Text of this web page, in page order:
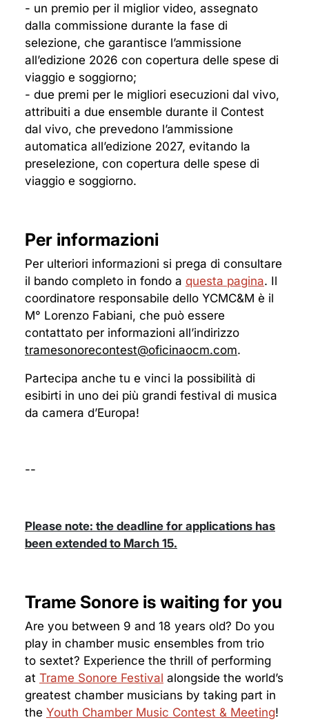
- un premio per il miglior video, assegnato
dalla commissione durante la fase di
selezione, che garantisce l’ammissione
all’edizione 2026 con copertura delle spese di
viaggio e soggiorno;
- due premi per le migliori esecuzioni dal vivo,
attribuiti a due ensemble durante il Contest
dal vivo, che prevedono l’ammissione
automatica all’edizione 2027, evitando la
preselezione, con copertura delle spese di
viaggio e soggiorno.
Per informazioni
Per ulteriori informazioni si prega di consultare
il bando completo in fondo a questa pagina. Il
coordinatore responsabile dello YCMC&M è il
M° Lorenzo Fabiani, che può essere
contattato per informazioni all’indirizzo
tramesonorecontest@oficinaocm.com.
Partecipa anche tu e vinci la possibilità di
esibirti in uno dei più grandi festival di musica
da camera d’Europa!
--
Please note: the deadline for applications has
been extended to March 15.
Trame Sonore is waiting for you
Are you between 9 and 18 years old? Do you
play in chamber music ensembles from trio
to sextet? Experience the thrill of performing
at Trame Sonore Festival alongside the world’s
greatest chamber musicians by taking part in
the Youth Chamber Music Contest & Meeting!